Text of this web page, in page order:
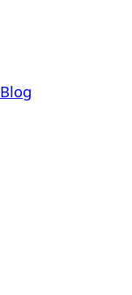
Blog